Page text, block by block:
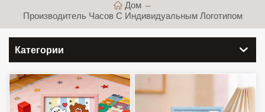
Дом
Производитель Часов С Индивидуальным Логотипом
Категории